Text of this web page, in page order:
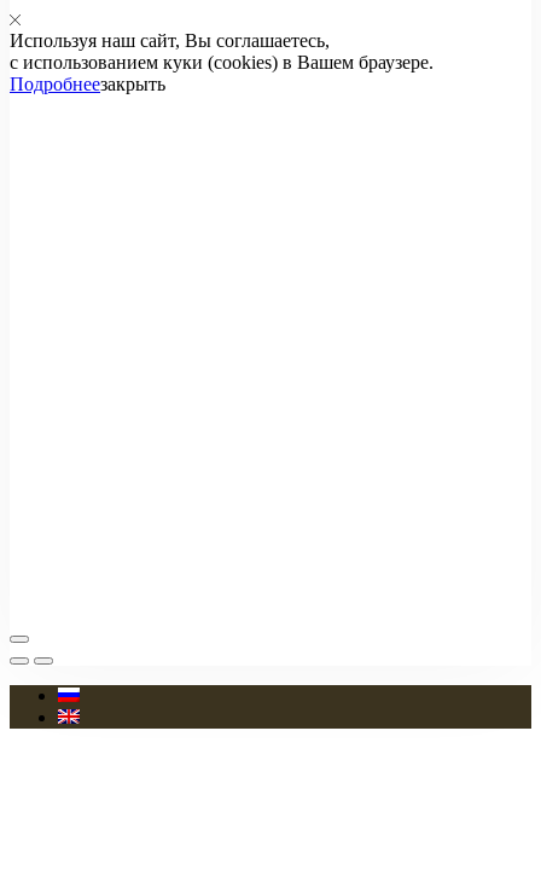
Используя наш сайт, Вы соглашаетесь,
с использованием куки (cookies) в Вашем браузере.
Подробнеезакрыть